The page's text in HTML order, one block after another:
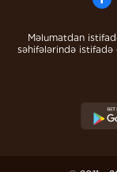
Məlumatdan
səhifələrində